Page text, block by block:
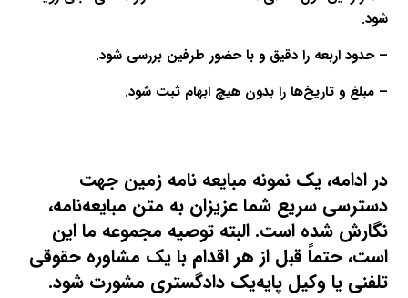
شود.
– حدود اربعه را دقیق و با حضور طرفین بررسی شود.
– مبلغ و تاریخ‌ها را بدون هیچ ابهام ثبت شود.
در ادامه، یک نمونه مبایعه ‌نامه زمین جهت
دسترسی سریع شما عزیزان به متن مبایعه‌نامه،
نگارش شده است. البته توصیه مجموعه ما این
است، حتماً قبل از هر اقدام با یک مشاوره حقوقی
تلفنی یا وکیل پایه‌یک دادگستری مشورت شود.